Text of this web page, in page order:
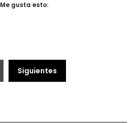
Me gusta esto:
Siguientes